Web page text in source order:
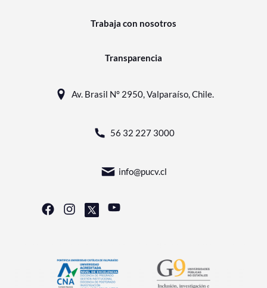
Trabaja con nosotros
Transparencia
Av. Brasil N° 2950, Valparaíso, Chile.
56 32 227 3000
info@pucv.cl